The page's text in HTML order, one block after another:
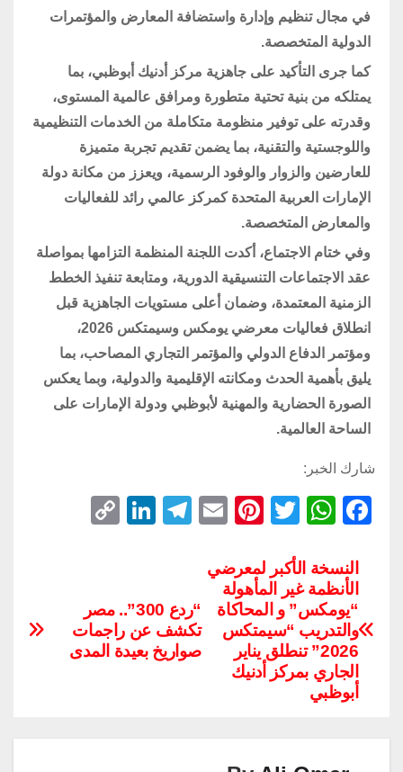
في مجال تنظيم وإدارة واستضافة المعارض والمؤتمرات
الدولية المتخصصة.
كما جرى التأكيد على جاهزية مركز أدنيك أبوظبي، بما
يمتلكه من بنية تحتية متطورة ومرافق عالمية المستوى،
وقدرته على توفير منظومة متكاملة من الخدمات التنظيمية
واللوجستية والتقنية، بما يضمن تقديم تجربة متميزة
للعارضين والزوار والوفود الرسمية، ويعزز من مكانة دولة
الإمارات العربية المتحدة كمركز عالمي رائد للفعاليات
والمعارض المتخصصة.
وفي ختام الاجتماع، أكدت اللجنة المنظمة التزامها بمواصلة
عقد الاجتماعات التنسيقية الدورية، ومتابعة تنفيذ الخطط
الزمنية المعتمدة، وضمان أعلى مستويات الجاهزية قبل
انطلاق فعاليات معرضي يومكس وسيمتكس 2026،
ومؤتمر الدفاع الدولي والمؤتمر التجاري المصاحب، بما
يليق بأهمية الحدث ومكانته الإقليمية والدولية، وبما يعكس
الصورة الحضارية والمهنية لأبوظبي ودولة الإمارات على
الساحة العالمية.
شارك الخبر:
F
c
e
b
o
o
k
W
at
s
A
p
p
T
tt
er
Pi
er
e
st
E
T
gr
a
m
Li
dI
n
Li
n
“ردع 300”.. مصر
تكشف عن راجمات
صواريخ بعيدة المدى
النسخة الأكبر لمعرضي
الأنظمة غير المأهولة
“يومكس” و المحاكاة
والتدريب “سيمتكس
2026” تنطلق يناير
الجاري بمركز أدنيك
أبوظبي